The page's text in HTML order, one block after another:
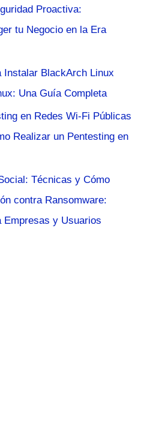
Proactiva:
tu Negocio en la Era
Instalar BlackArch Linux
Una Guía Completa
en Redes Wi-Fi Públicas
Realizar un Pentesting en
Técnicas y Cómo
contra Ransomware:
Empresas y Usuarios